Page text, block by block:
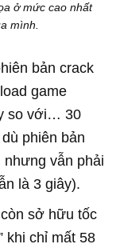
ở mức cao nhất
mình.
bản crack
game
so với… 30
phiên bản
nhưng vẫn phải
là 3 giây).
sở hữu tốc
khi chỉ mất 58